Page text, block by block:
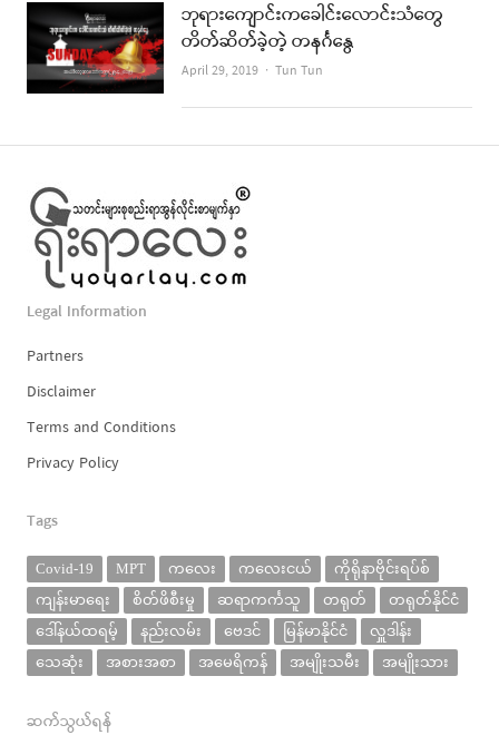
ဘုရားကျောင်းကခေါင်းလောင်းသံတွေ
တိတ်ဆိတ်ခဲ့တဲ့ တနင်္ဂနွေ
April 29, 2019 Author
Tun Tun
Legal Information
Partners
Disclaimer
Terms and Conditions
Privacy Policy
Tags
Covid-19 MPT ကလေး ကလေးငယ်
ကိုရိုနာဗိုင်းရပ်စ်
ကျန်းမာရေး
စိတ်ဖိစီးမှု ဆရာကင်္ကသူ တရုတ်
တရုတ်နိုင်ငံ
ဒေါ်နယ်ထရမ့်
နည်းလမ်း ဗေဒင် မြန်မာနိုင်ငံ
လှူဒါန်း
သေဆုံး
အစားအစာ အမေရိကန် အမျိုးသမီး အမျိုးသား
ဆက်သွယ်ရန်